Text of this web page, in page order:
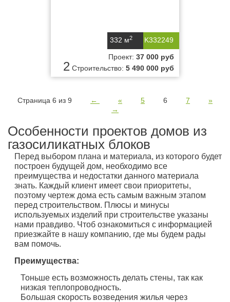
K332249
332 м2
2
Проект: 37 000 руб
Строительство: 5 490 000 руб
Страница 6 из 9 ← « 5 6 7
»
→
Особенности проектов домов из
газосиликатных блоков
Перед выбором плана и материала, из которого будет
построен будущей дом, необходимо все
преимущества и недостатки данного материала
знать. Каждый клиент имеет свои приоритеты,
поэтому чертеж дома есть самым важным этапом
перед строительством. Плюсы и минусы
используемых изделий при строительстве указаны
нами правдиво. Чтоб ознакомиться с информацией
приезжайте в нашу компанию, где мы будем рады
вам помочь.
Преимущества:
Тоньше есть возможность делать стены, так как
низкая теплопроводность.
Большая скорость возведения жилья через